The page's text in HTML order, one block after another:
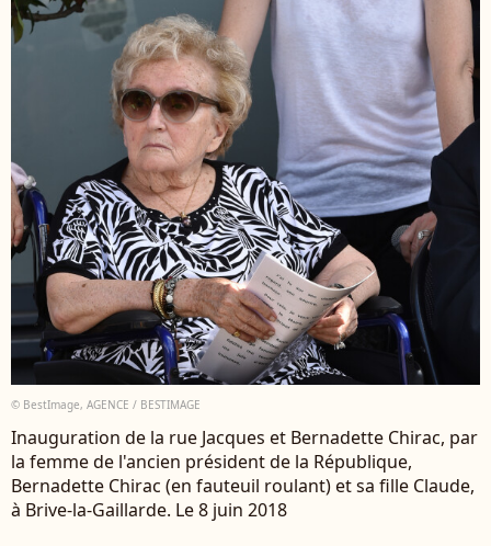
© BestImage, AGENCE / BESTIMAGE
Inauguration de la rue Jacques et Bernadette Chirac, par
la femme de l'ancien président de la République,
Bernadette Chirac (en fauteuil roulant) et sa fille Claude,
à Brive-la-Gaillarde. Le 8 juin 2018